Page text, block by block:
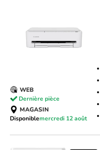
WEB
Dernière pièce
MAGASIN
Disponiblemercredi 12 août